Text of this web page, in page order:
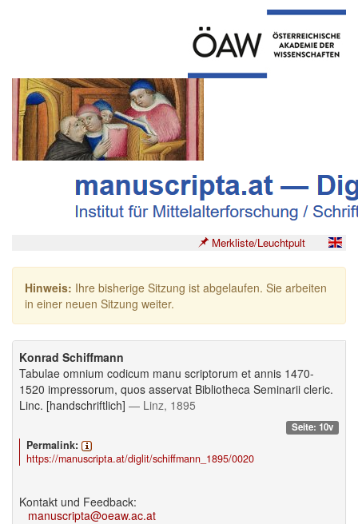
Merkliste/Leuchtpult
Hinweis: Ihre bisherige Sitzung ist abgelaufen. Sie arbeiten
in einer neuen Sitzung weiter.
Konrad Schiffmann
Tabulae omnium codicum manu scriptorum et annis 1470-
1520 impressorum, quos asservat Bibliotheca Seminarii cleric.
Linc. [handschriftlich] — Linz, 1895
Seite: 10v
Permalink:
https://manuscripta.at/diglit/schiffmann_1895/0020
Kontakt und Feedback:
manuscripta@oeaw.ac.at